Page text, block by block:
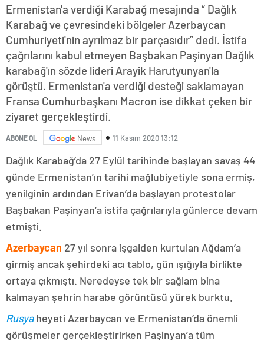
Ermenistan'a verdiği Karabağ mesajında “ Dağlık
Karabağ ve çevresindeki bölgeler Azerbaycan
Cumhuriyeti'nin ayrılmaz bir parçasıdır” dedi. İstifa
çağrılarını kabul etmeyen Başbakan Paşinyan Dağlık
karabağ'ın sözde lideri Arayik Harutyunyan'la
görüştü. Ermenistan'a verdiği desteği saklamayan
Fransa Cumhurbaşkanı Macron ise dikkat çeken bir
ziyaret gerçekleştirdi.
ABONE OL News 11 Kasım 2020 13:12
Dağlık Karabağ’da 27 Eylül tarihinde başlayan savaş 44
günde Ermenistan’ın tarihi mağlubiyetiyle sona ermiş,
yenilginin ardından Erivan’da başlayan protestolar
Başbakan Paşinyan’a istifa çağrılarıyla günlerce devam
etmişti.
Azerbaycan 27 yıl sonra işgalden kurtulan Ağdam’a
girmiş ancak şehirdeki acı tablo, gün ışığıyla birlikte
ortaya çıkmıştı. Neredeyse tek bir sağlam bina
kalmayan şehrin harabe görüntüsü yürek burktu.
Rusyaheyeti Azerbaycan ve Ermenistan’da önemli
görüşmeler gerçekleştirirken Paşinyan’a tüm